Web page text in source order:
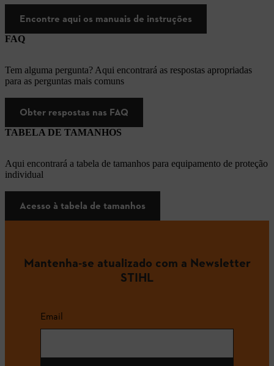
Encontre aqui os manuais de instruções
FAQ
Tem alguma pergunta? Aqui encontrará as respostas apropriadas
para as perguntas mais comuns
Obter respostas nas FAQ
TABELA DE TAMANHOS
Aqui encontrará a tabela de tamanhos para equipamento de proteção
individual
Acesso à tabela de tamanhos
Mantenha-se atualizado com a Newsletter
STIHL
Email